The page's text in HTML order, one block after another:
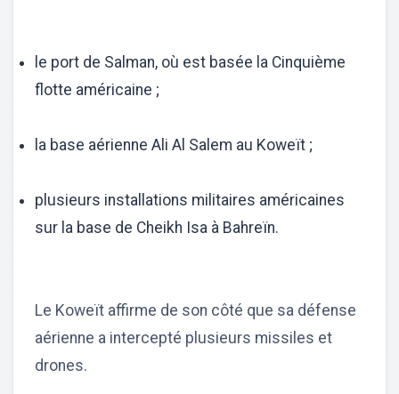
le port de Salman, où est basée la Cinquième
flotte américaine ;
la base aérienne Ali Al Salem au Koweït ;
plusieurs installations militaires américaines
sur la base de Cheikh Isa à Bahreïn.
Le Koweït affirme de son côté que sa défense
aérienne a intercepté plusieurs missiles et
drones.